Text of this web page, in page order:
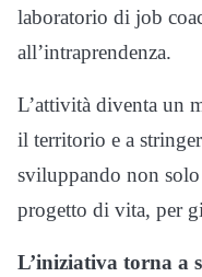
laboratorio di job
all’intraprendenza.
L’attività diventa un
il territorio e a
sviluppando non
progetto di vita, per
L’iniziativa torna a